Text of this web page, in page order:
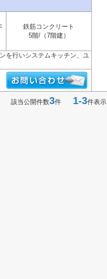
鉄筋コンクリート
5階/（7階建）
を行いシステムキッチン、ユ
該当公開件数3件 1-3件表示